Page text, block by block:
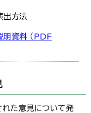
出方法
明資料 （PDF
れた意見について発